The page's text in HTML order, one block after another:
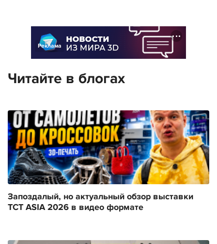
Реклама
Читайте в блогах
Запоздалый, но актуальный обзор выставки
TCT ASIA 2026 в видео формате